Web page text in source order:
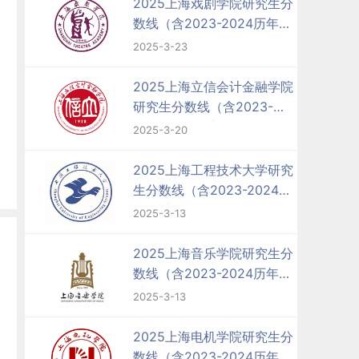
2025上海戏剧学院研究生分
数线（含2023-2024历年复
试）
2025-3-23
2025上海立信会计金融学院
研究生分数线（含2023-
2024历年复试）
2025-3-20
2025上海工程技术大学研究
生分数线（含2023-2024历
年复试）
2025-3-13
2025上海音乐学院研究生分
数线（含2023-2024历年复
试）
2025-3-13
2025上海电机学院研究生分